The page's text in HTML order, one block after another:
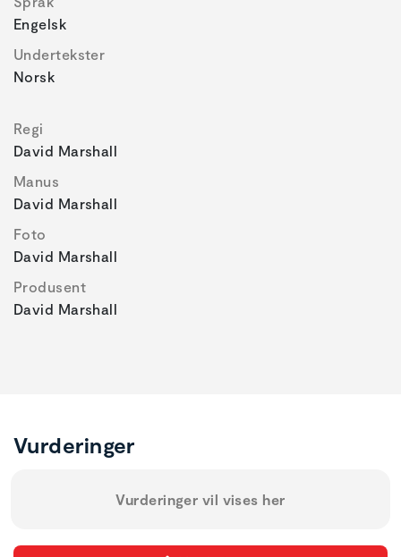
Engelsk
Undertekster
Norsk
Regi
David Marshall
Manus
David Marshall
Foto
David Marshall
Produsent
David Marshall
Vurderinger
Vurderinger vil vises her